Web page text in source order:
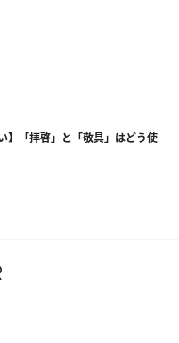
】「拝啓」と「敬具」はどう使